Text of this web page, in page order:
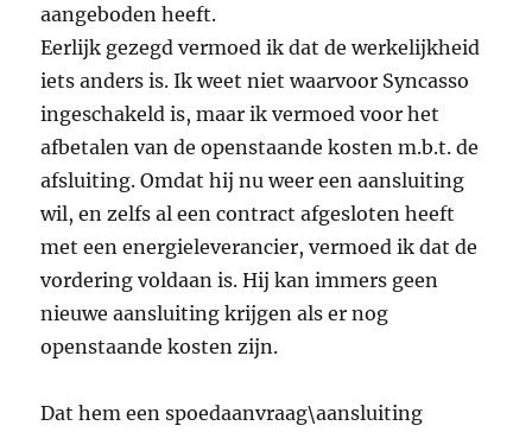
aangeboden heeft.
Eerlijk gezegd vermoed ik dat de werkelijkheid
iets anders is. Ik weet niet waarvoor Syncasso
ingeschakeld is, maar ik vermoed voor het
afbetalen van de openstaande kosten m.b.t. de
afsluiting. Omdat hij nu weer een aansluiting
wil, en zelfs al een contract afgesloten heeft
met een energieleverancier, vermoed ik dat de
vordering voldaan is. Hij kan immers geen
nieuwe aansluiting krijgen als er nog
openstaande kosten zijn.
Dat hem een spoedaanvraag\aansluiting